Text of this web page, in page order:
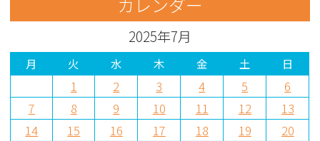
2025年7月
月 火 水 木 金 土 日
1 2 3 4 5
6
7
8 9 10 11 12
13
14
15 16 17 18 19
20